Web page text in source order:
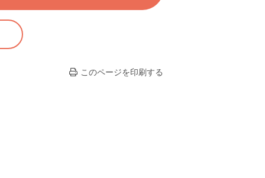
このページを印刷する